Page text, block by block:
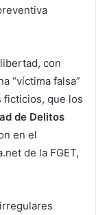
con
“víctima falsa”
ficticios, que los
de Delitos
en el
de la FGET,